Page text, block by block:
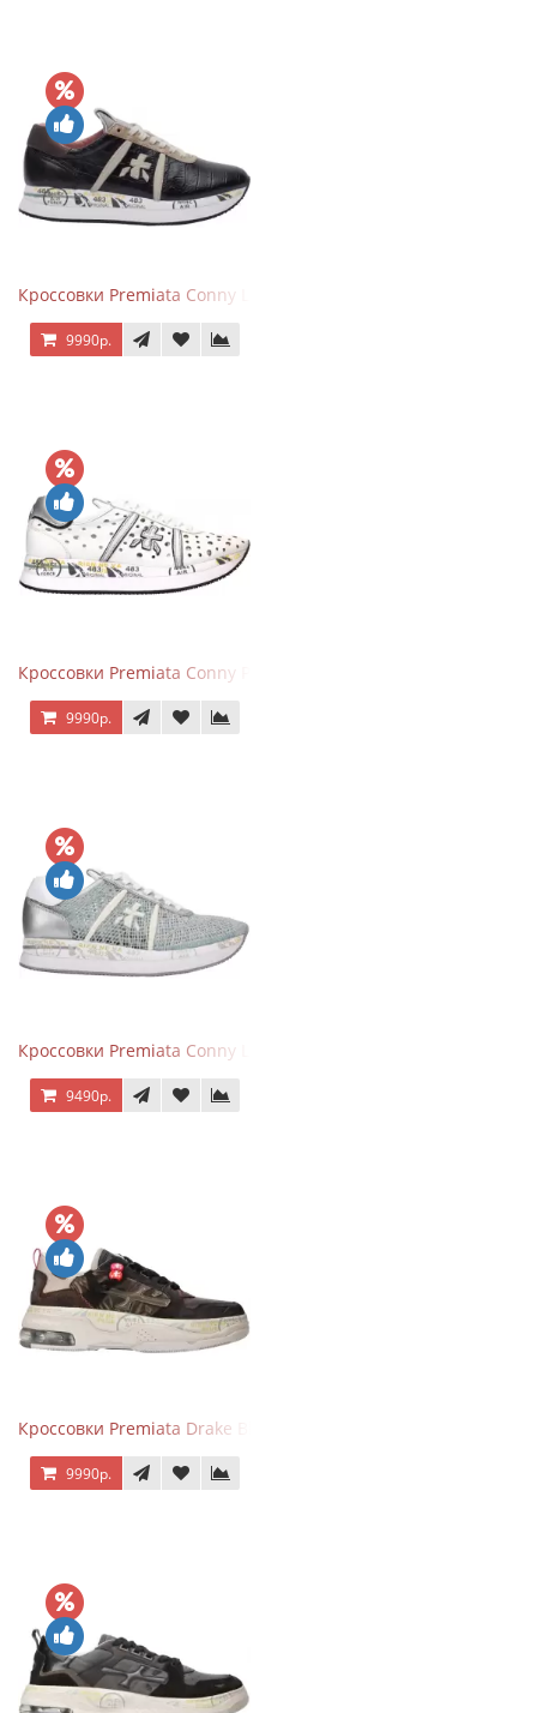
Кроссовки Premiata Conny Leather Black Brown
9990р.
Кроссовки Premiata Conny Perforated White
9990р.
Кроссовки Premiata Conny Lace Blue Silver
9490р.
Кроссовки Premiata Drake Black Brown
9990р.